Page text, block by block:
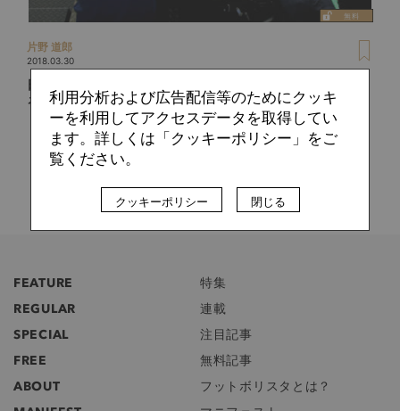
片野 道郎
2018.03.30
日本のサッカー中継は低レベル？ 欧州は解説者も進化してい
る
FEATURE
特集
REGULAR
連載
SPECIAL
注目記事
FREE
無料記事
ABOUT
フットボリスタとは？
利用分析および広告配信等のためにクッキ
ーを利用してアクセスデータを取得してい
ます。詳しくは「クッキーポリシー」をご
覧ください。
クッキーポリシー 閉じる